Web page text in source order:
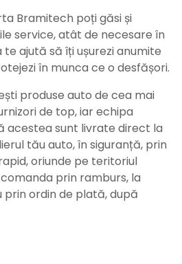
Bramitech poți găsi și
service, atât de necesare în
ajută să îți ușurezi anumite
în munca ce o desfășori.
produse auto de cea mai
de top, iar echipa
acestea sunt livrate direct la
tău auto, în siguranță, prin
oriunde pe teritoriul
prin ramburs, la
prin ordin de plată, după